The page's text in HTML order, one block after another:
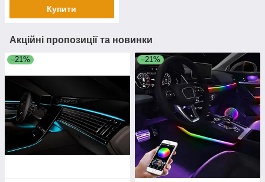
Купити
Акційні пропозиції та новинки
–21% –21%